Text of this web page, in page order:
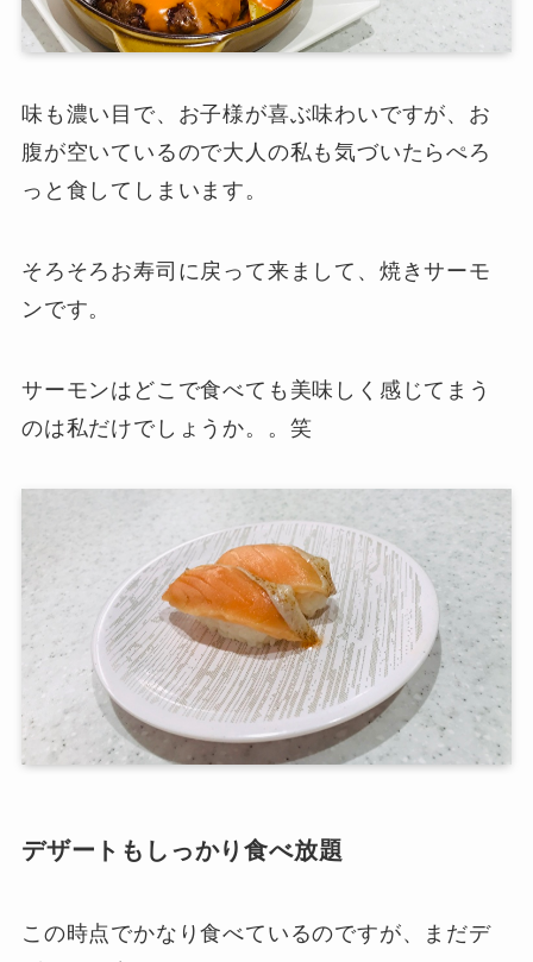
味も濃い目で、お子様が喜ぶ味わいですが、お
腹が空いているので大人の私も気づいたらぺろ
っと食してしまいます。
そろそろお寿司に戻って来まして、焼きサーモ
ンです。
サーモンはどこで食べても美味しく感じてまう
のは私だけでしょうか。。笑
デザートもしっかり食べ放題
この時点でかなり食べているのですが、まだデ